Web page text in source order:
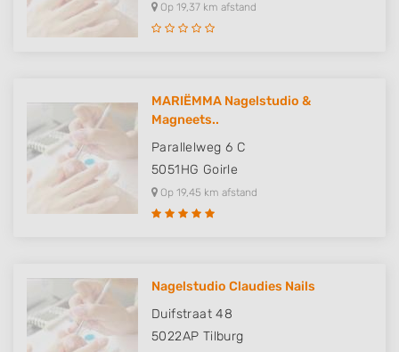
Op 19,37 km afstand
MARIËMMA Nagelstudio &
Magneets..
Parallelweg 6 C
5051HG Goirle
Op 19,45 km afstand
Nagelstudio Claudies Nails
Duifstraat 48
5022AP Tilburg